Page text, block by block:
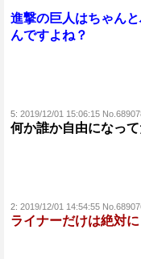
進撃の巨人はちゃん
んですよね？
5: 2019/12/01 15:06:15
何か誰か自由になっ
2: 2019/12/01 14:54:55
ライナーだけは絶対に